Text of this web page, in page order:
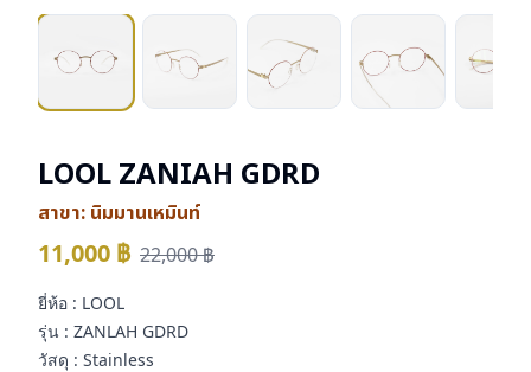
LOOL ZANIAH GDRD
สาขา: นิมมานเหมินท์
11,000 ฿ 22,000฿
ยี่ห้อ : LOOL
รุ่น : ZANLAH GDRD
วัสดุ : Stainless